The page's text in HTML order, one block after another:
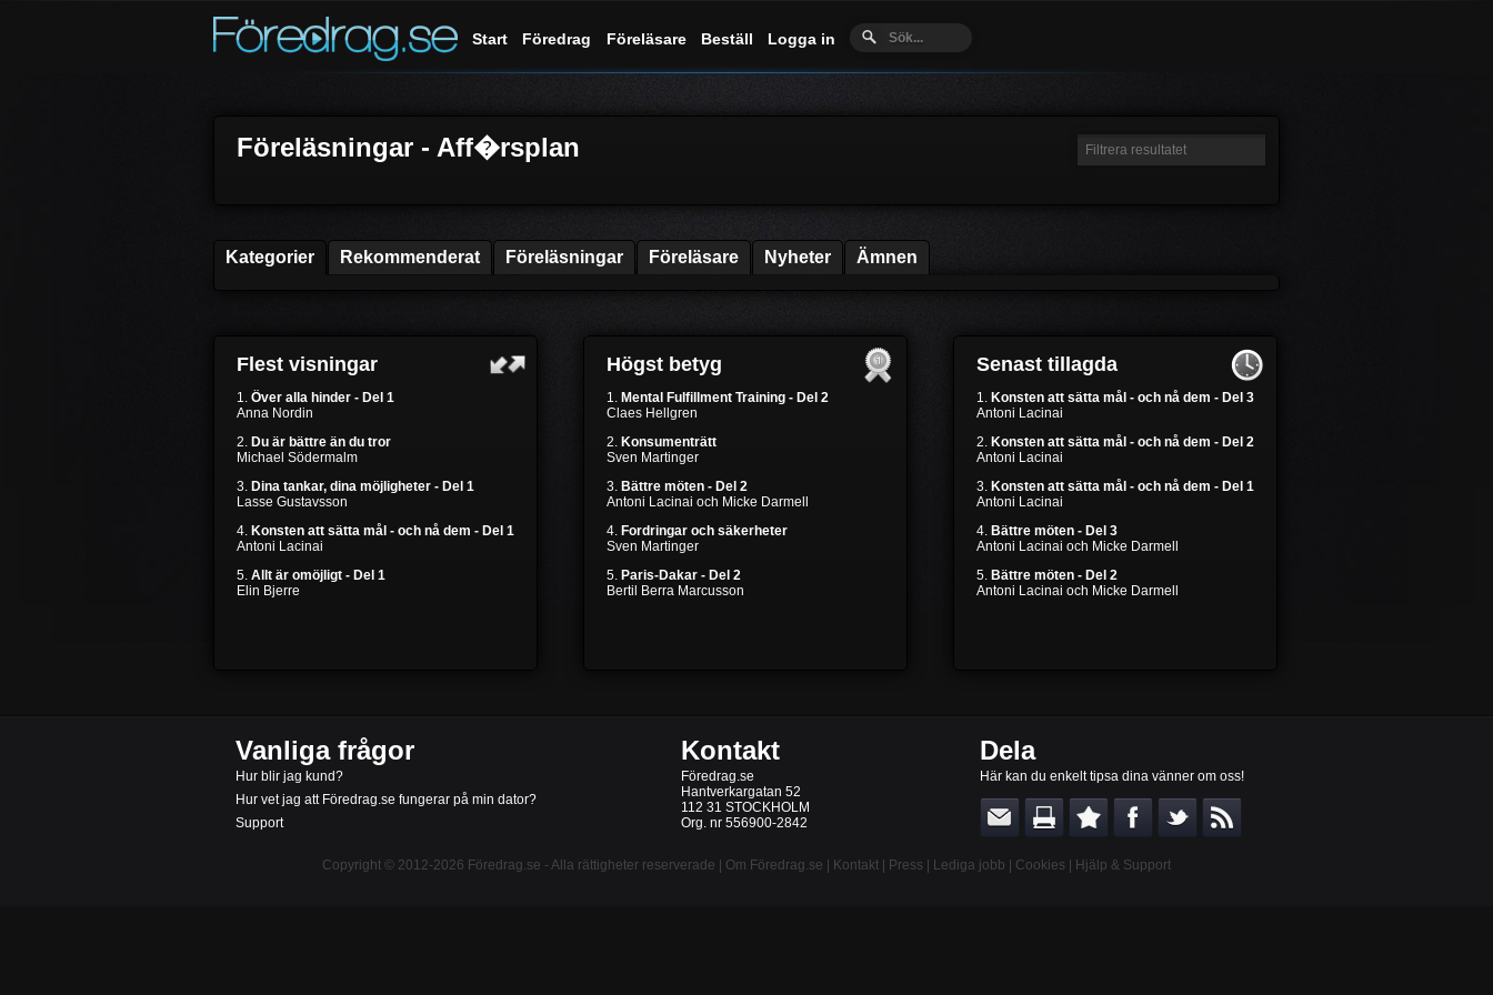
Start Föredrag Föreläsare Beställ Logga in
Föreläsningar - Aff�rsplan
Kategorier Rekommenderat Föreläsningar Föreläsare Nyheter Ämnen
Flest visningar
1. Över alla hinder - Del 1
Anna Nordin
2. Du är bättre än du tror
Michael Södermalm
3. Dina tankar, dina möjligheter - Del 1
Lasse Gustavsson
4. Konsten att sätta mål - och nå dem - Del 1
Antoni Lacinai
5. Allt är omöjligt - Del 1
Elin Bjerre
Högst betyg
1. Mental Fulfillment Training - Del 2
Claes Hellgren
2. Konsumenträtt
Sven Martinger
3. Bättre möten - Del 2
Antoni Lacinai och Micke Darmell
4. Fordringar och säkerheter
Sven Martinger
5. Paris-Dakar - Del 2
Bertil Berra Marcusson
Senast tillagda
1. Konsten att sätta mål - och nå dem - Del 3
Antoni Lacinai
2. Konsten att sätta mål - och nå dem - Del 2
Antoni Lacinai
3. Konsten att sätta mål - och nå dem - Del 1
Antoni Lacinai
4. Bättre möten - Del 3
Antoni Lacinai och Micke Darmell
5. Bättre möten - Del 2
Antoni Lacinai och Micke Darmell
Vanliga frågor
Hur blir jag kund?
Hur vet jag att Föredrag.se fungerar på min dator?
Support
Kontakt
Föredrag.se
Hantverkargatan 52
112 31 STOCKHOLM
Org. nr 556900-2842
Dela
Här kan du enkelt tipsa dina vänner om oss!
Copyright © 2012-2026 Föredrag.se - Alla rättigheter reserverade | Om Föredrag.se Kontakt Press Lediga jobb Cookies Hjälp & Support